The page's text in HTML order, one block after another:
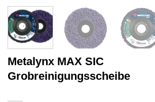
Metalynx MAX SIC
Grobreinigungsscheibe